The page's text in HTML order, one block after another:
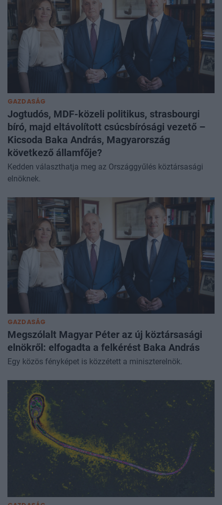
GAZDASÁG
Jogtudós, MDF-közeli politikus, strasbourgi
bíró, majd eltávolított csúcsbírósági vezető –
Kicsoda Baka András, Magyarország
következő államfője?
Kedden választhatja meg az Országgyűlés köztársasági
elnöknek.
GAZDASÁG
Megszólalt Magyar Péter az új köztársasági
elnökről: elfogadta a felkérést Baka András
Egy közös fényképet is közzétett a miniszterelnök.